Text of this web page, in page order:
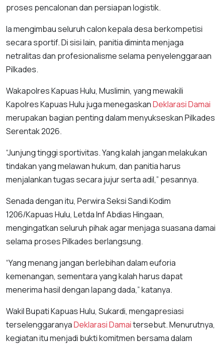
proses pencalonan dan persiapan logistik.
Ia mengimbau seluruh calon kepala desa berkompetisi
secara sportif. Di sisi lain, panitia diminta menjaga
netralitas dan profesionalisme selama penyelenggaraan
Pilkades.
Wakapolres Kapuas Hulu, Muslimin, yang mewakili
Kapolres Kapuas Hulu juga menegaskanDeklarasi Damai
merupakan bagian penting dalam menyukseskan Pilkades
Serentak 2026.
“Junjung tinggi sportivitas. Yang kalah jangan melakukan
tindakan yang melawan hukum, dan panitia harus
menjalankan tugas secara jujur serta adil,” pesannya.
Senada dengan itu, Perwira Seksi Sandi Kodim
1206/Kapuas Hulu, Letda Inf Abdias Hingaan,
mengingatkan seluruh pihak agar menjaga suasana damai
selama proses Pilkades berlangsung.
“Yang menang jangan berlebihan dalam euforia
kemenangan, sementara yang kalah harus dapat
menerima hasil dengan lapang dada,” katanya.
Wakil Bupati Kapuas Hulu, Sukardi, mengapresiasi
terselenggaranyaDeklarasi Damaitersebut. Menurutnya,
kegiatan itu menjadi bukti komitmen bersama dalam